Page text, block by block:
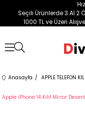
Seçili Ürünlerde 3 Al 2
1000 TL ve Üzeri
Anasayfa APPLE TELEFON
Apple iPhone 14 Kılıf Mirror